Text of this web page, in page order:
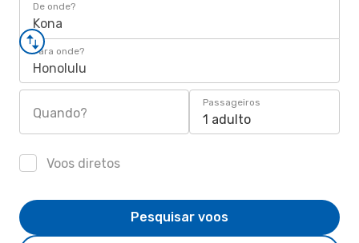
De onde?
Kona
Para onde?
Honolulu
Quando?
Passageiros
1 adulto
Voos diretos
Pesquisar voos